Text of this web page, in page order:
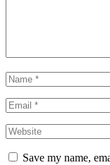
Save my name,